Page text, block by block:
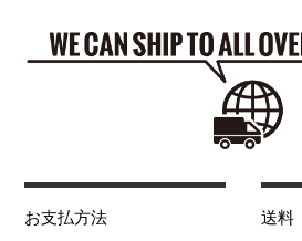
お支払方法 送料